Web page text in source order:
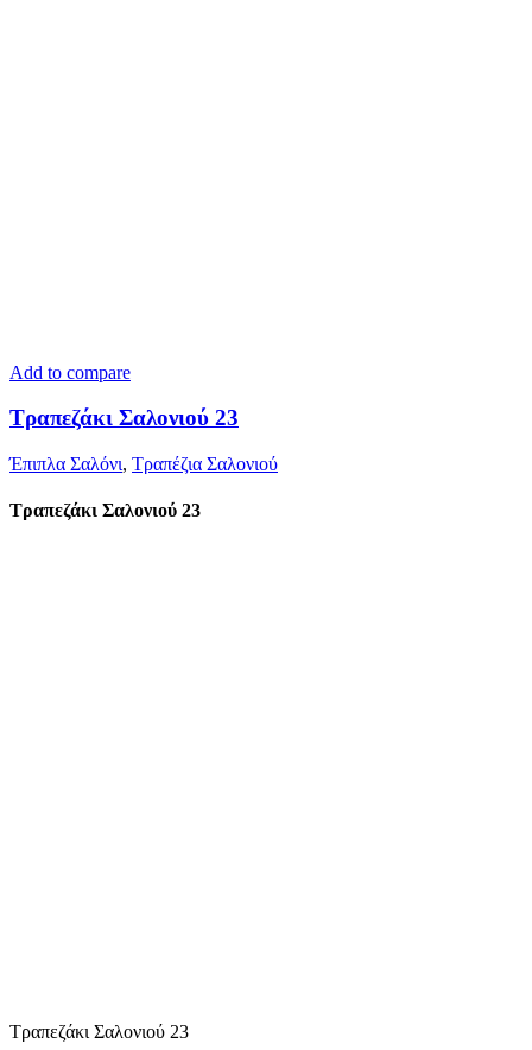
Add to compare
Τραπεζάκι Σαλονιού 23
Έπιπλα Σαλόνι, Τραπέζια Σαλονιού
Τραπεζάκι Σαλονιού 23
Τραπεζάκι Σαλονιού 23